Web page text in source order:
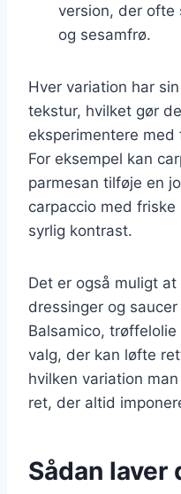
version, der ofte
og sesamfrø.
Hver variation har
tekstur, hvilket gør
eksperimentere med
For eksempel kan
parmesan tilføje en
carpaccio med
syrlig kontrast.
Det er også muligt
dressinger og
Balsamico,
valg, der kan løfte
hvilken variation
ret, der altid
Sådan